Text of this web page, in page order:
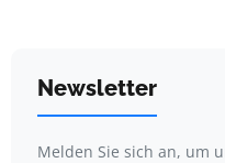
Newsletter
Melden Sie sich an, um